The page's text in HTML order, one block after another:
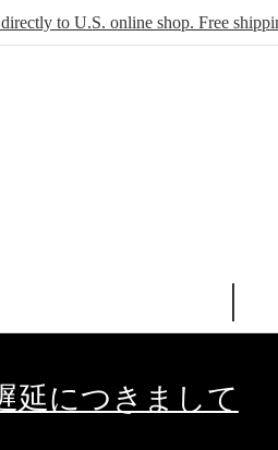
to U.S. online shop. Free
延につきまして